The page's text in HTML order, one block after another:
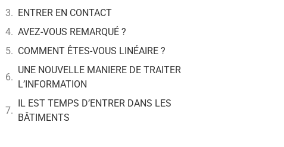
ENTRER EN CONTACT
AVEZ-VOUS REMARQUÉ ?
COMMENT ÊTES-VOUS LINÉAIRE ?
UNE NOUVELLE MANIERE DE TRAITER
L’INFORMATION
IL EST TEMPS D’ENTRER DANS LES
BÂTIMENTS